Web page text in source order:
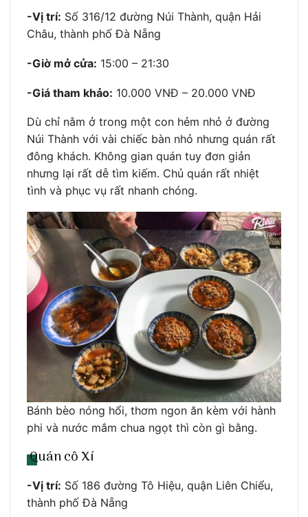
-Vị trí: Số 316/12 đường Núi Thành, quận Hải
Châu, thành phố Đà Nẵng
-Giờ mở cửa: 15:00 – 21:30
-Giá tham khảo: 10.000 VNĐ – 20.000 VNĐ
Dù chỉ nằm ở trong một con hẻm nhỏ ở đường
Núi Thành với vài chiếc bàn nhỏ nhưng quán rất
đông khách. Không gian quán tuy đơn giản
nhưng lại rất dễ tìm kiếm. Chủ quán rất nhiệt
tình và phục vụ rất nhanh chóng.
Bánh bèo nóng hổi, thơm ngon ăn kèm với hành
phi và nước mắm chua ngọt thì còn gì bằng.
Quán cô Xí
-Vị trí: Số 186 đường Tô Hiệu, quận Liên Chiểu,
thành phố Đà Nẵng